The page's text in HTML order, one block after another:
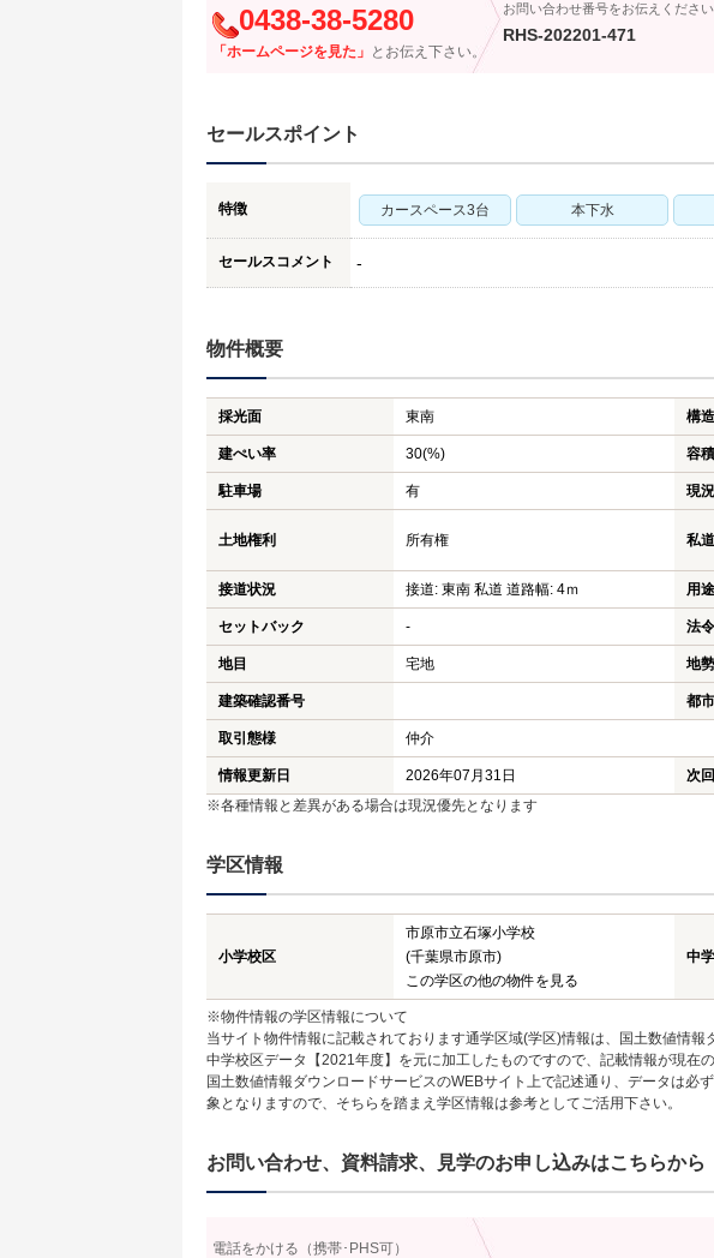
0438-38-5280
「ホームページを見た」 とお伝え下さい。
お問い合わせ番号をお伝えください
RHS-202201-471
セールスポイント
特徴 カースペース3台 本下水
セールスコメント -
物件概要
採光面 東南 構
建ぺい率 30(%) 容
駐車場 有 現
土地権利 所有権 私
接道状況 接道: 東南 私道 道路幅: 4ｍ 用
セットバック - 法
地目 宅地 地勢
建築確認番号 都
取引態様 仲介
情報更新日 2026年07月31日 次
※各種情報と差異がある場合は現況優先となります
学区情報
小学校区
市原市立石塚小学校
(千葉県市原市)
この学区の他の物件を見る
中
※物件情報の学区情報について
当サイト物件情報に記載されております通学区域(学区)情報は、国土数値情
中学校区データ【2021年度】を元に加工したものですので、記載情報が現在
国土数値情報ダウンロードサービスのWEBサイト上で記述通り、データは
象となりますので、そちらを踏まえ学区情報は参考としてご活用下さい。
お問い合わせ、資料請求、見学のお申し込みはこちらから
電話をかける（携帯･PHS可）